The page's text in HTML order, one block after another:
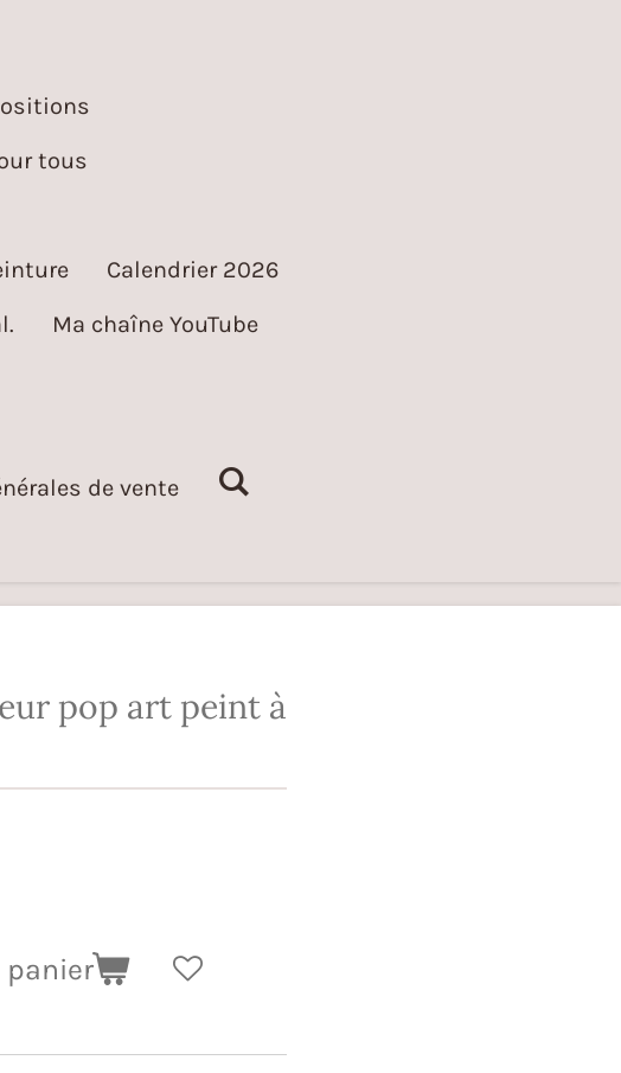
tous
Calendrier 2026
Ma chaîne YouTube
de vente
pop art peint à
panier